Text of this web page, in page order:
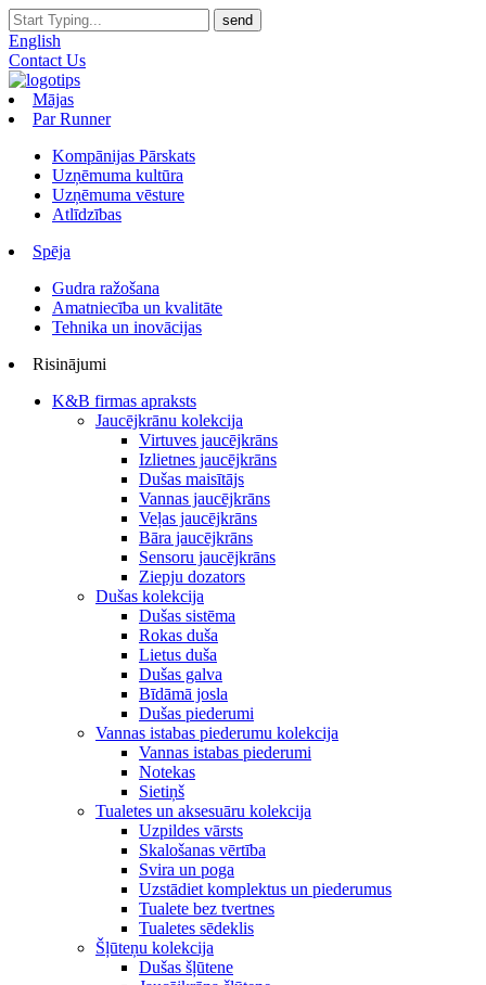
English
Contact Us
Mājas
Par Runner
Kompānijas Pārskats
Uzņēmuma kultūra
Uzņēmuma vēsture
Atlīdzības
Spēja
Gudra ražošana
Amatniecība un kvalitāte
Tehnika un inovācijas
Risinājumi
K&B firmas apraksts
Jaucējkrānu kolekcija
Virtuves jaucējkrāns
Izlietnes jaucējkrāns
Dušas maisītājs
Vannas jaucējkrāns
Veļas jaucējkrāns
Bāra jaucējkrāns
Sensoru jaucējkrāns
Ziepju dozators
Dušas kolekcija
Dušas sistēma
Rokas duša
Lietus duša
Dušas galva
Bīdāmā josla
Dušas piederumi
Vannas istabas piederumu kolekcija
Vannas istabas piederumi
Notekas
Sietiņš
Tualetes un aksesuāru kolekcija
Uzpildes vārsts
Skalošanas vērtība
Svira un poga
Uzstādiet komplektus un piederumus
Tualete bez tvertnes
Tualetes sēdeklis
Šļūteņu kolekcija
Dušas šļūtene